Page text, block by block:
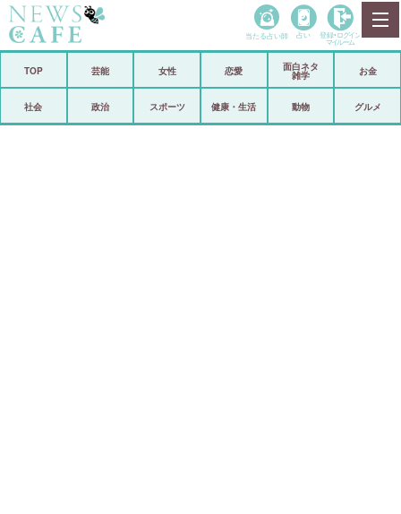
政治
当たる占い師 占い 登録• ログイン
マイルーム
TOP 芸能 女性 恋愛
面白ネタ
雑学
お金
社会 政治 スポーツ 健康・生活 動物 グルメ